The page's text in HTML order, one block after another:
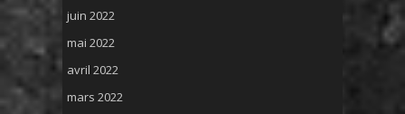
juin 2022
mai 2022
avril 2022
mars 2022